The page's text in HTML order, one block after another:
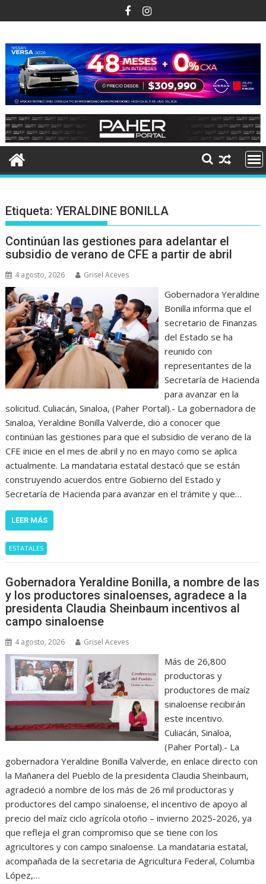
al
Etiqueta:YERALDINE BONILLA
Continúan las gestiones para adelantar el
subsidio de verano de CFE a partir de abril
4 agosto, 2026 Grisel Aceves
Gobernadora Yeraldine
Bonilla informa que el
secretario de Finanzas
del Estado se ha
reunido con
representantes de la
Secretaría de Hacienda
para avanzar en la
solicitud. Culiacán, Sinaloa, (Paher Portal).- La gobernadora de
Sinaloa, Yeraldine Bonilla Valverde, dio a conocer que
continúan las gestiones para que el subsidio de verano de la
CFE inicie en el mes de abril y no en mayo como se aplica
actualmente. La mandataria estatal destacó que se están
construyendo acuerdos entre Gobierno del Estado y
Secretaría de Hacienda para avanzar en el trámite y que…
LEER MÁS
ESTATALES
Gobernadora Yeraldine Bonilla, a nombre de las
y los productores sinaloenses, agradece a la
presidenta Claudia Sheinbaum incentivos al
campo sinaloense
4 agosto, 2026 Grisel Aceves
Más de 26,800
productoras y
productores de maíz
sinaloense recibirán
este incentivo.
Culiacán, Sinaloa,
(Paher Portal).- La
gobernadora Yeraldine Bonilla Valverde, en enlace directo con
la Mañanera del Pueblo de la presidenta Claudia Sheinbaum,
agradeció a nombre de los más de 26 mil productoras y
productores del campo sinaloense, el incentivo de apoyo al
precio del maíz ciclo agrícola otoño – invierno 2025-2026, ya
que refleja el gran compromiso que se tiene con los
agricultores y con campo sinaloense. La mandataria estatal,
acompañada de la secretaria de Agricultura Federal, Columba
López,…